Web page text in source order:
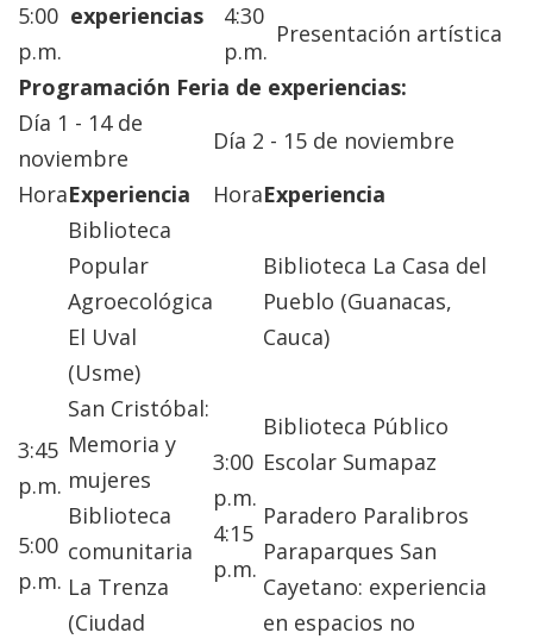
5:00
p.m.
experiencias
4:30
p.m.
Presentación artística
Programación Feria de experiencias:
Día 1 - 14 de
noviembre
Día 2 - 15 de noviembre
HoraExperiencia HoraExperiencia
3:45
p.m.
5:00
p.m.
Biblioteca
Popular
Agroecológica
El Uval
(Usme)
3:00
p.m.
4:15
p.m.
Biblioteca La Casa del
Pueblo (Guanacas,
Cauca)
San Cristóbal:
Memoria y
mujeres
Biblioteca Público
Escolar Sumapaz
Biblioteca
comunitaria
La Trenza
(Ciudad
Paradero Paralibros
Paraparques San
Cayetano: experiencia
en espacios no